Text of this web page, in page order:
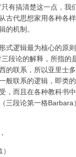
有搞清楚这一点，我
古代思想家用各种各
的机制。
式逻辑最为核心的原
段论的解释，所指的
的联系，所以亚里士
般联系的逻辑，即类
，而且在各种教科书
三段论第一格Barbara
，